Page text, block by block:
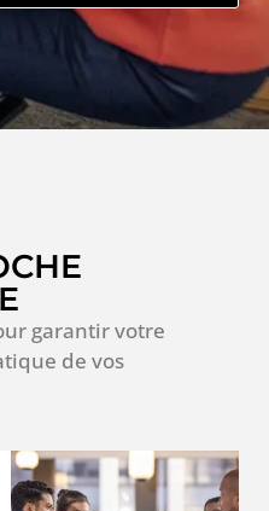
garantir votre
de vos